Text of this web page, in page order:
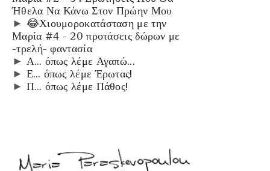
Ήθελα Να Κάνω Στον Πρώην Μου
► 😂Χιουμοροκατάσταση με την
Μαρία #4 - 20 προτάσεις δώρων με
-τρελή- φαντασία
► Α… όπως λέμε Αγαπώ...
► Ε… όπως λέμε Έρωτας!
► Π… όπως λέμε Πάθος!